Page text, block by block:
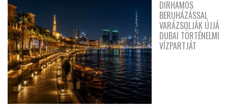
DIRHAMOS
BERUHÁZÁSSAL
VARÁZSOLJÁK ÚJJÁ
DUBAI TÖRTÉNELMI
VÍZPARTJÁT